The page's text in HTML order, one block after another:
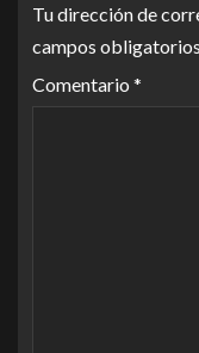
Tu dirección de
campos
Comentario *